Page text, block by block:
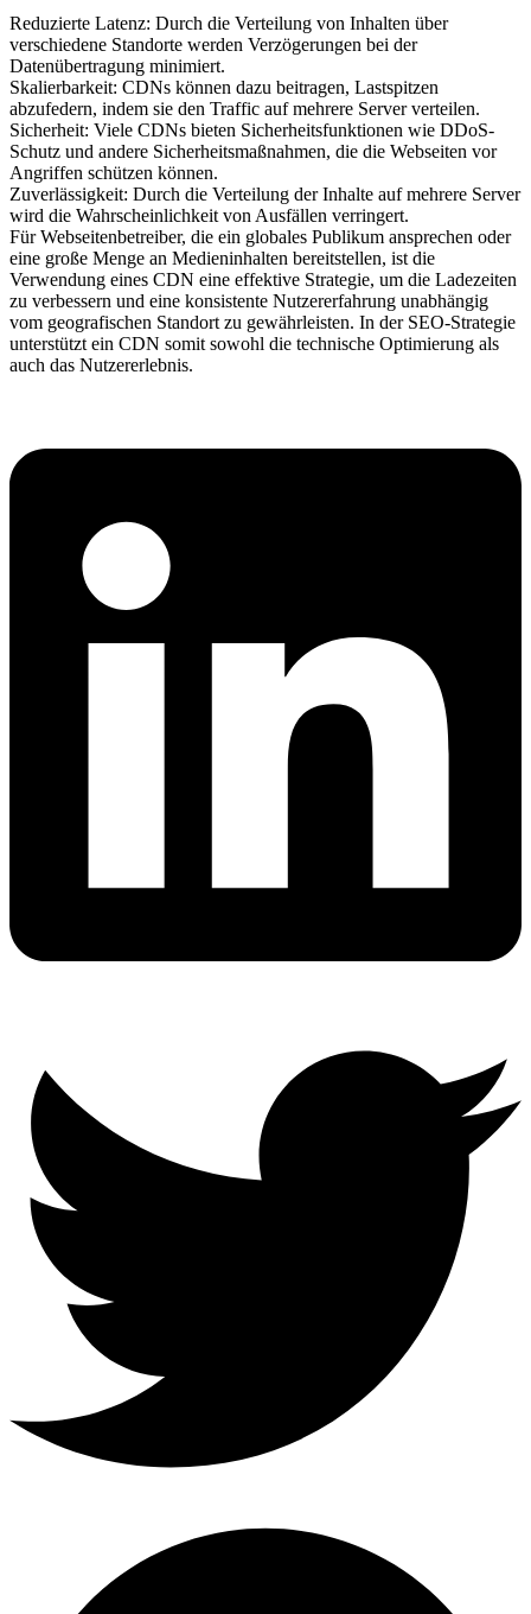
Reduzierte Latenz: Durch die Verteilung von Inhalten über
verschiedene Standorte werden Verzögerungen bei der
Datenübertragung minimiert.
Skalierbarkeit: CDNs können dazu beitragen, Lastspitzen
abzufedern, indem sie den Traffic auf mehrere Server verteilen.
Sicherheit: Viele CDNs bieten Sicherheitsfunktionen wie DDoS-
Schutz und andere Sicherheitsmaßnahmen, die die Webseiten vor
Angriffen schützen können.
Zuverlässigkeit: Durch die Verteilung der Inhalte auf mehrere Server
wird die Wahrscheinlichkeit von Ausfällen verringert.
Für Webseitenbetreiber, die ein globales Publikum ansprechen oder
eine große Menge an Medieninhalten bereitstellen, ist die
Verwendung eines CDN eine effektive Strategie, um die Ladezeiten
zu verbessern und eine konsistente Nutzererfahrung unabhängig
vom geografischen Standort zu gewährleisten. In der SEO-Strategie
unterstützt ein CDN somit sowohl die technische Optimierung als
auch das Nutzererlebnis.